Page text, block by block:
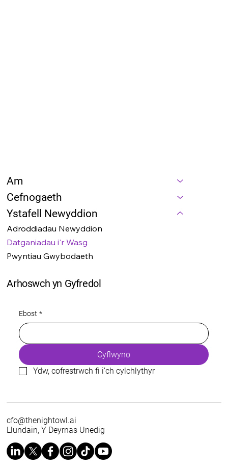
Am
Cefnogaeth
Ystafell Newyddion
Adroddiadau Newyddion
Datganiadau i'r Wasg
Pwyntiau Gwybodaeth
Arhoswch yn Gyfredol
Ebost *
Cyflwyno
Ydw, cofrestrwch fi i’ch cylchlythyr
cfo@thenightowl.ai
Llundain, Y Deyrnas Unedig